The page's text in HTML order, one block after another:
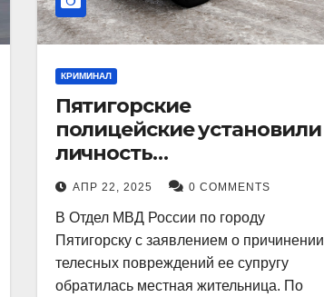
КРИМИНАЛ
Пятигорские
полицейские установили
личность
злоумышленника,
причинившего телесные
повреждения местному
жителю
АПР 22, 2025 0 COMMENTS
В Отдел МВД России по городу
Пятигорску с заявлением о причинении
телесных повреждений ее супругу
обратилась местная жительница. По